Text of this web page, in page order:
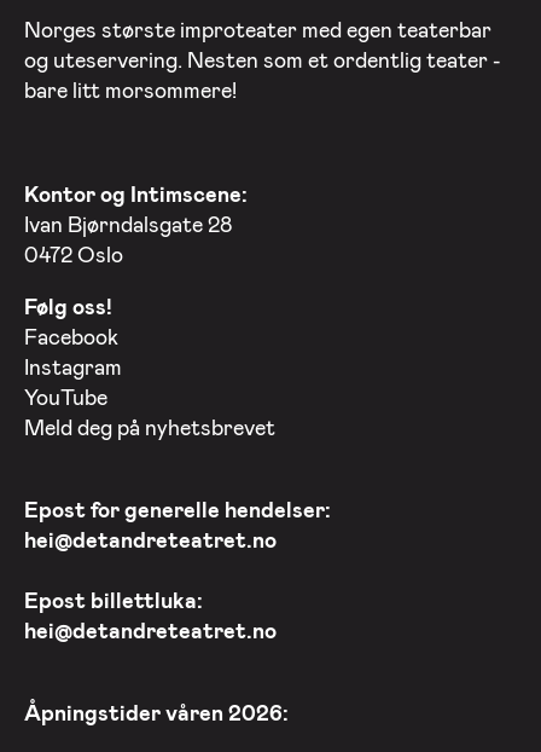
Norges største improteater med egen teaterbar
og uteservering. Nesten som et ordentlig teater -
bare litt morsommere!
Kontor og Intimscene:
Ivan Bjørndalsgate 28
0472 Oslo
Følg oss!
Facebook
Instagram
YouTube
Meld deg på nyhetsbrevet
Epost for generelle hendelser:
hei@detandreteatret.no
Epost billettluka:
hei@detandreteatret.no
Åpningstider våren 2026: